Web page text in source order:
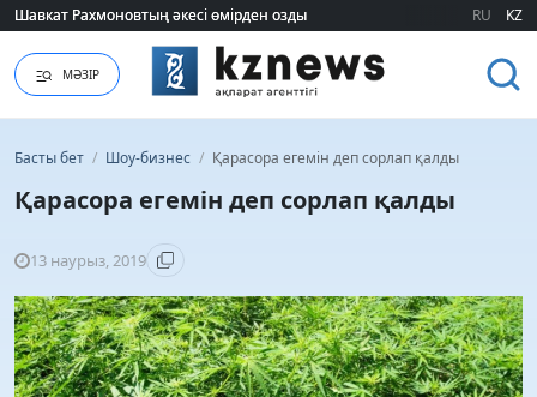
Шавкат Рахмоновтың әкесі өмірден озды
Шавкат Рахмоновтың әкесі өмірден озды RU KZ
МӘЗІР
Басты бет / Шоу-бизнес / Қарасора егемін деп сорлап қалды
Қарасора егемін деп сорлап қалды
13 наурыз, 2019